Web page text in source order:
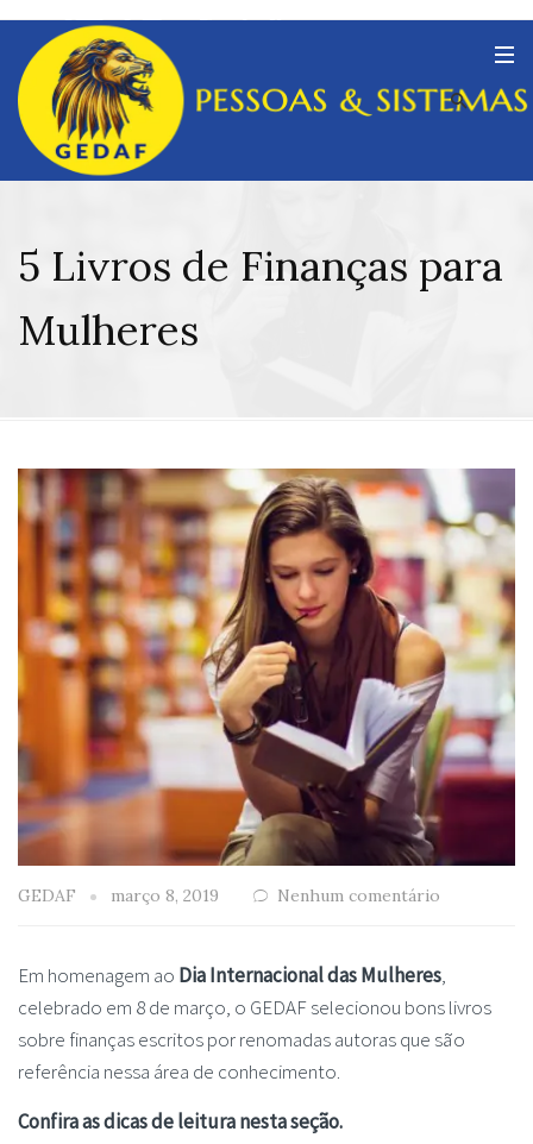
5 Livros de Finanças para
Mulheres
GEDAF março 8, 2019 Nenhum comentário
Em homenagem ao Dia Internacional das Mulheres,
celebrado em 8 de março, o GEDAF selecionou bons livros
sobre finanças escritos por renomadas autoras que são
referência nessa área de conhecimento.
Confira as dicas de leitura nesta seção.